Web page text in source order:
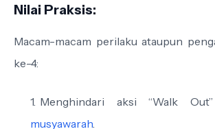
Nilai Praksis:
Macam-macam perilaku ataupun
ke-4:
Menghindari aksi “Walk
musyawarah